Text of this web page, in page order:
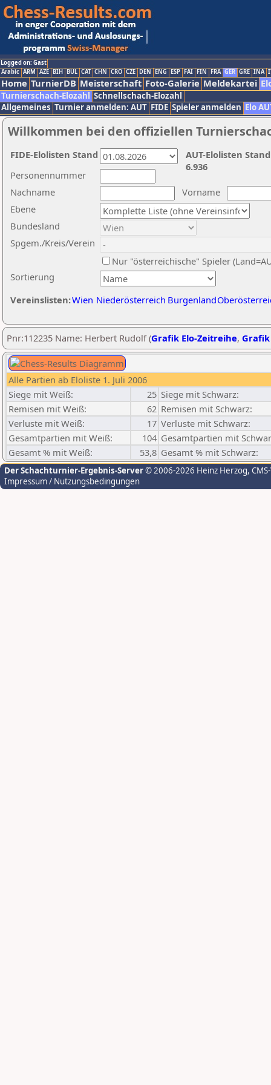
Logged on: Gast
Arabic ARM AZE BIH BUL CAT CHN CRO CZE DEN ENG ESP FAI FIN FRA GER GRE INA
Home TurnierDB Meisterschaft Foto-Galerie Meldekartei
Turnierschach-Elozahl Schnellschach-Elozahl
Allgemeines Turnier anmelden: AUT FIDE Spieler anmelden Elo
Willkommen bei den offiziellen
Nachname
Vorname
Ebene
Sortierung
Personennummer
Bundesland
Spgem./Kreis/Verein
Nur "österreichische" Spieler
Vereinslisten:Wien Niederösterreich Burgenland
AUT-Elolisten
6.936
FIDE-Elolisten Stand
Pnr:112235 Name: Herbert Rudolf (Grafik Elo-Zeitreihe,
Alle Partien ab Eloliste 1. Juli 2006
Siege mit Weiß:
25 Siege mit Schwarz:
Remisen mit Weiß:
62 Remisen mit Schwarz:
Verluste mit Weiß:
17 Verluste mit Schwarz:
Gesamtpartien mit Weiß:
104 Gesamtpartien mit
Gesamt % mit Weiß:
53,8 Gesamt % mit Schwarz:
Der Schachturnier-Ergebnis-Server© 2006-2026 Heinz Herzog,
Impressum / Nutzungsbedingungen